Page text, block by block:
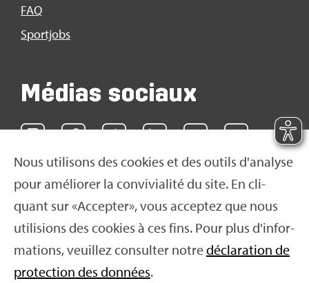
Nous uti­li­sons des cookies et des outils d'ana­lyse
pour amé­lio­rer la convi­via­lité du site. En cli­
quant sur «Accep­ter», vous accep­tez que nous
uti­li­sions des cookies à ces fins. Pour plus d'in­for­
ma­tions, veuillez consul­ter notredécla­ra­tion de
pro­tec­tion des don­nées.
FAQ
Sport­jobs
Médias sociaux
© 2016 Swiss Olym­pic 2026